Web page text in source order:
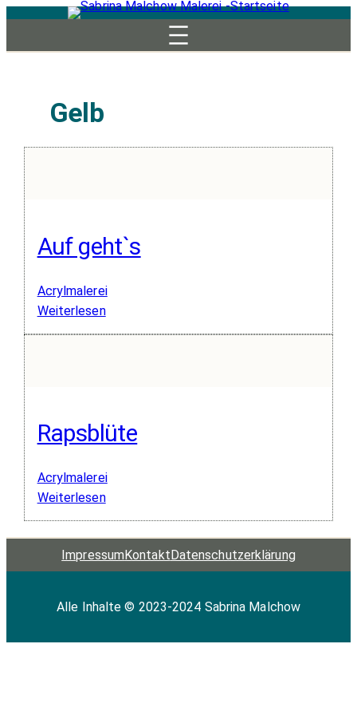
Zum
springen
Gelb
Auf geht`s
Acrylmalerei
Weiterlesen:
Rapsblüte
Acrylmalerei
Weiterlesen:
Rapsblüte
ImpressumKontaktDatenschutz­erklärung
Alle Inhalte © 2023-2024 Sabrina Malchow